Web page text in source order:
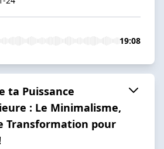
19:08
ta Puissance
: Le Minimalisme,
Transformation pour